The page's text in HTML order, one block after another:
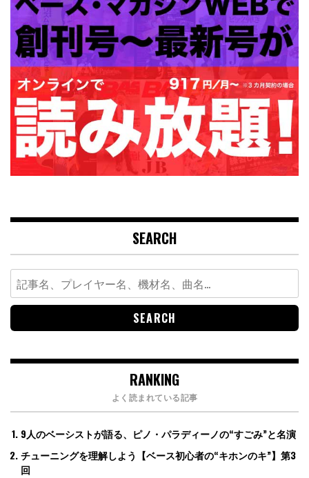
SEARCH
Search
for:
RANKING
よく読まれている記事
9人のベーシストが語る、ピノ・パラディーノの“すごみ”と名演
チューニングを理解しよう【ベース初心者の“キホンのキ”】第3
回